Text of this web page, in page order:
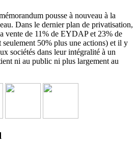
pousse à nouveau à la
Dans le dernier plan de privatisation,
vente de 11% de EYDAP et 23% de
50% plus une actions) et il y
sociétés dans leur intégralité à un
ni au public ni plus largement au